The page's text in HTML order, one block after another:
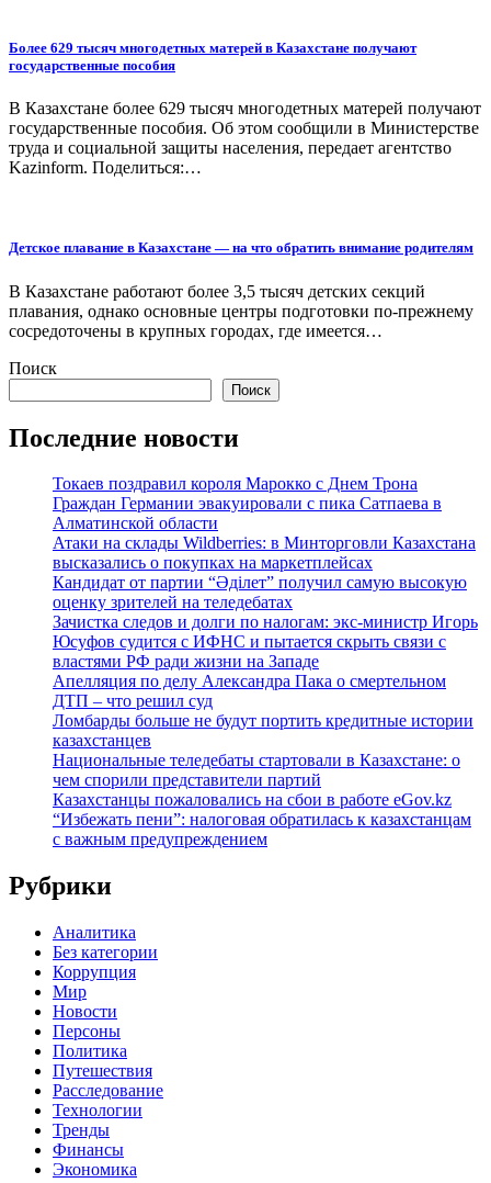
Более 629 тысяч многодетных матерей в Казахстане получают
государственные пособия
В Казахстане более 629 тысяч многодетных матерей получают
государственные пособия. Об этом сообщили в Министерстве
труда и социальной защиты населения, передает агентство
Kazinform. Поделиться:…
Детское плавание в Казахстане — на что обратить внимание родителям
В Казахстане работают более 3,5 тысяч детских секций
плавания, однако основные центры подготовки по-прежнему
сосредоточены в крупных городах, где имеется…
Поиск
Поиск
Последние новости
Токаев поздравил короля Марокко с Днем Трона
Граждан Германии эвакуировали с пика Сатпаева в
Алматинской области
Атаки на склады Wildberries: в Минторговли Казахстана
высказались о покупках на маркетплейсах
Кандидат от партии “Әділет” получил самую высокую
оценку зрителей на теледебатах
Зачистка следов и долги по налогам: экс-министр Игорь
Юсуфов судится с ИФНС и пытается скрыть связи с
властями РФ ради жизни на Западе
Апелляция по делу Александра Пака о смертельном
ДТП – что решил суд
Ломбарды больше не будут портить кредитные истории
казахстанцев
Национальные теледебаты стартовали в Казахстане: о
чем спорили представители партий
Казахстанцы пожаловались на сбои в работе eGov.kz
“Избежать пени”: налоговая обратилась к казахстанцам
с важным предупреждением
Рубрики
Аналитика
Без категории
Коррупция
Мир
Новости
Персоны
Политика
Путешествия
Расследование
Технологии
Тренды
Финансы
Экономика